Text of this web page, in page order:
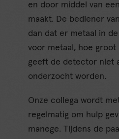
en door middel van
maakt. De bediener
dan dat er metaal in
voor metaal, hoe groot
geeft de detector niet
onderzocht worden.
Onze collega wordt
regelmatig om hulp
manege. Tijdens de